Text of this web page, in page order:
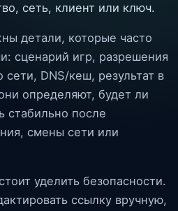
сеть, клиент или ключ.
детали, которые часто
сценарий игр, разрешения
DNS/кеш, результат в
определяют, будет ли
стабильно после
смены сети или
уделить безопасности.
ссылку вручную,